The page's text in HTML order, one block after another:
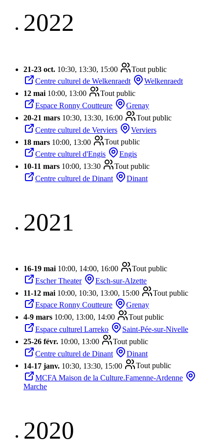
2022
21-23 oct. 10:30, 13:30, 15:00
Tout public
Centre culturel de Welkenraedt
Welkenraedt
12 mai 10:00, 13:00
Tout public
Espace Ronny Coutteure
Grenay
20-21 mars 10:30, 13:30, 16:00
Tout public
Centre culturel de Verviers
Verviers
18 mars 10:00, 13:00
Tout public
Centre culturel d'Engis
Engis
10-11 mars 10:00, 13:30
Tout public
Centre culturel de Dinant
Dinant
2021
16-19 mai 10:00, 14:00, 16:00
Tout public
Escher Theater
Esch-sur-Alzette
11-12 mai 10:00, 10:30, 13:00, 15:00
Tout public
Espace Ronny Coutteure
Grenay
4-9 mars 10:00, 13:00, 14:00
Tout public
Espace culturel Larreko
Saint-Pée-sur-Nivelle
25-26 févr. 10:00, 13:00
Tout public
Centre culturel de Dinant
Dinant
14-17 janv. 10:30, 13:30, 15:00
Tout public
MCFA Maison de la Culture.Famenne-Ardenne
Marche
2020